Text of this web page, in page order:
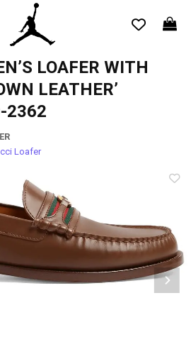
LOAFER WITH
LEATHER’
2362
Loafer
wishlist